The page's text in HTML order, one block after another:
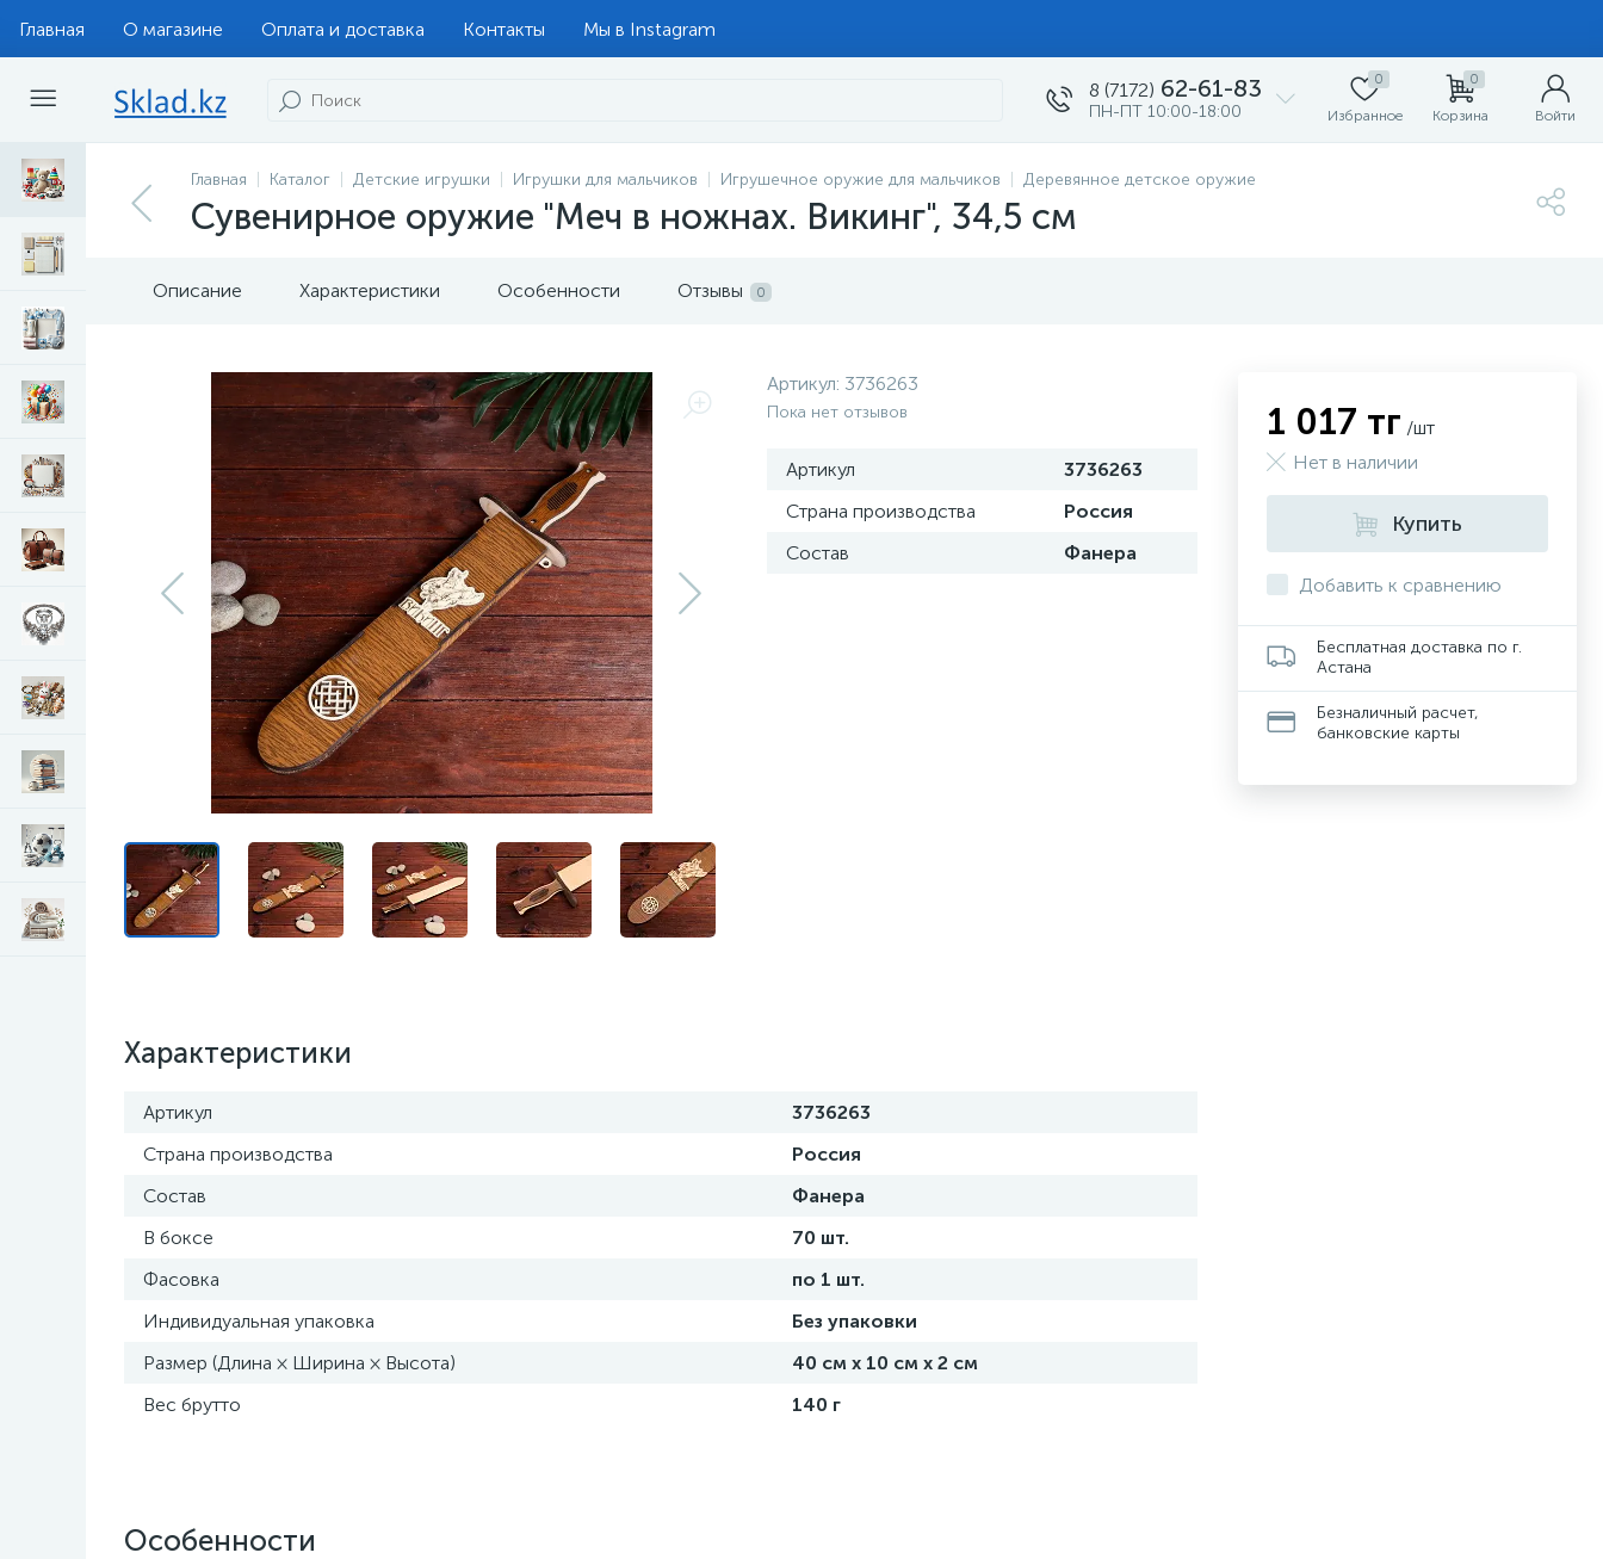
Главная О магазине Оплата и доставка Контакты Мы в Instagram
8 (7172) 62-61-83
ПН-ПТ 10:00-18:00
0
Избранное
0
Корзина Войти
Главная Каталог Детские игрушки Игрушки для мальчиков Игрушечное оружие для мальчиков Деревянное детское оружие
Сувенирное оружие "Меч в ножнах. Викинг", 34,5 см
Описание Характеристики Особенности Отзывы 0
Артикул: 3736263
Пока нет отзывов
Артикул
3736263
Страна производства
Россия
Состав
Фанера
Характеристики
Артикул
3736263
Страна производства
Россия
Состав
Фанера
В боксе
70 шт.
Фасовка
по 1 шт.
Индивидуальная упаковка
Без упаковки
Размер (Длина × Ширина × Высота)
40 см х 10 см х 2 см
Вес брутто
140 г
Особенности
1 017 тг /шт
Нет в наличии
Купить
Добавить к сравнению
Бесплатная доставка по г.
Астана
Безналичный расчет,
банковские карты